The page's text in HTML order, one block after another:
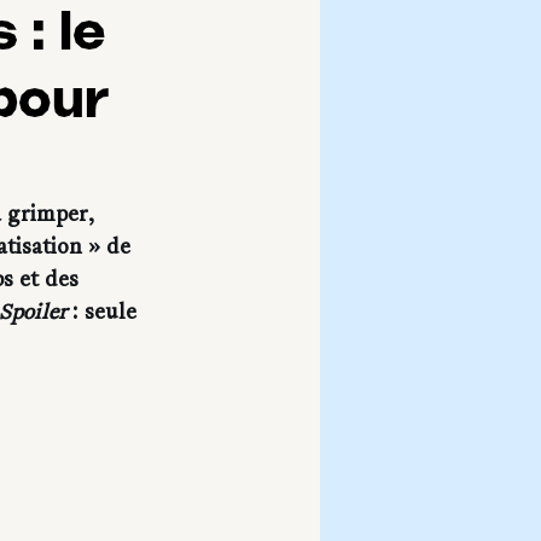
: le
grimper,
» de
et des
Spoiler : seule